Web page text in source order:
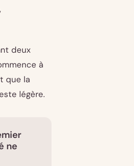
deux
à
que la
légère.
ne